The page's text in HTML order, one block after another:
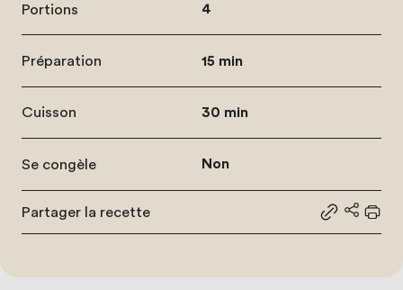
Portions 4
Préparation 15 min
Cuisson 30 min
Se congèle Non
Partager la recette
Partager